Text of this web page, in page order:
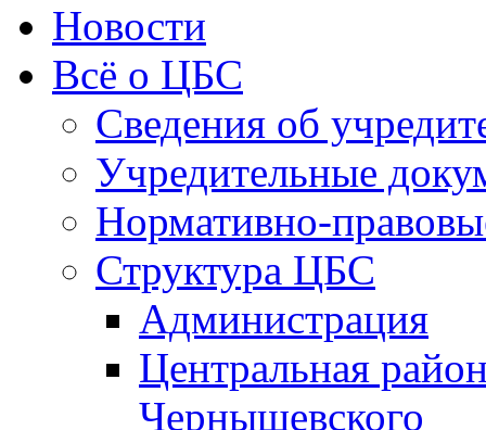
Новости
Всё о ЦБС
Сведения об
Учредительные
Нормативно-
Структура ЦБС
Администрация
Центральная
Чернышевского